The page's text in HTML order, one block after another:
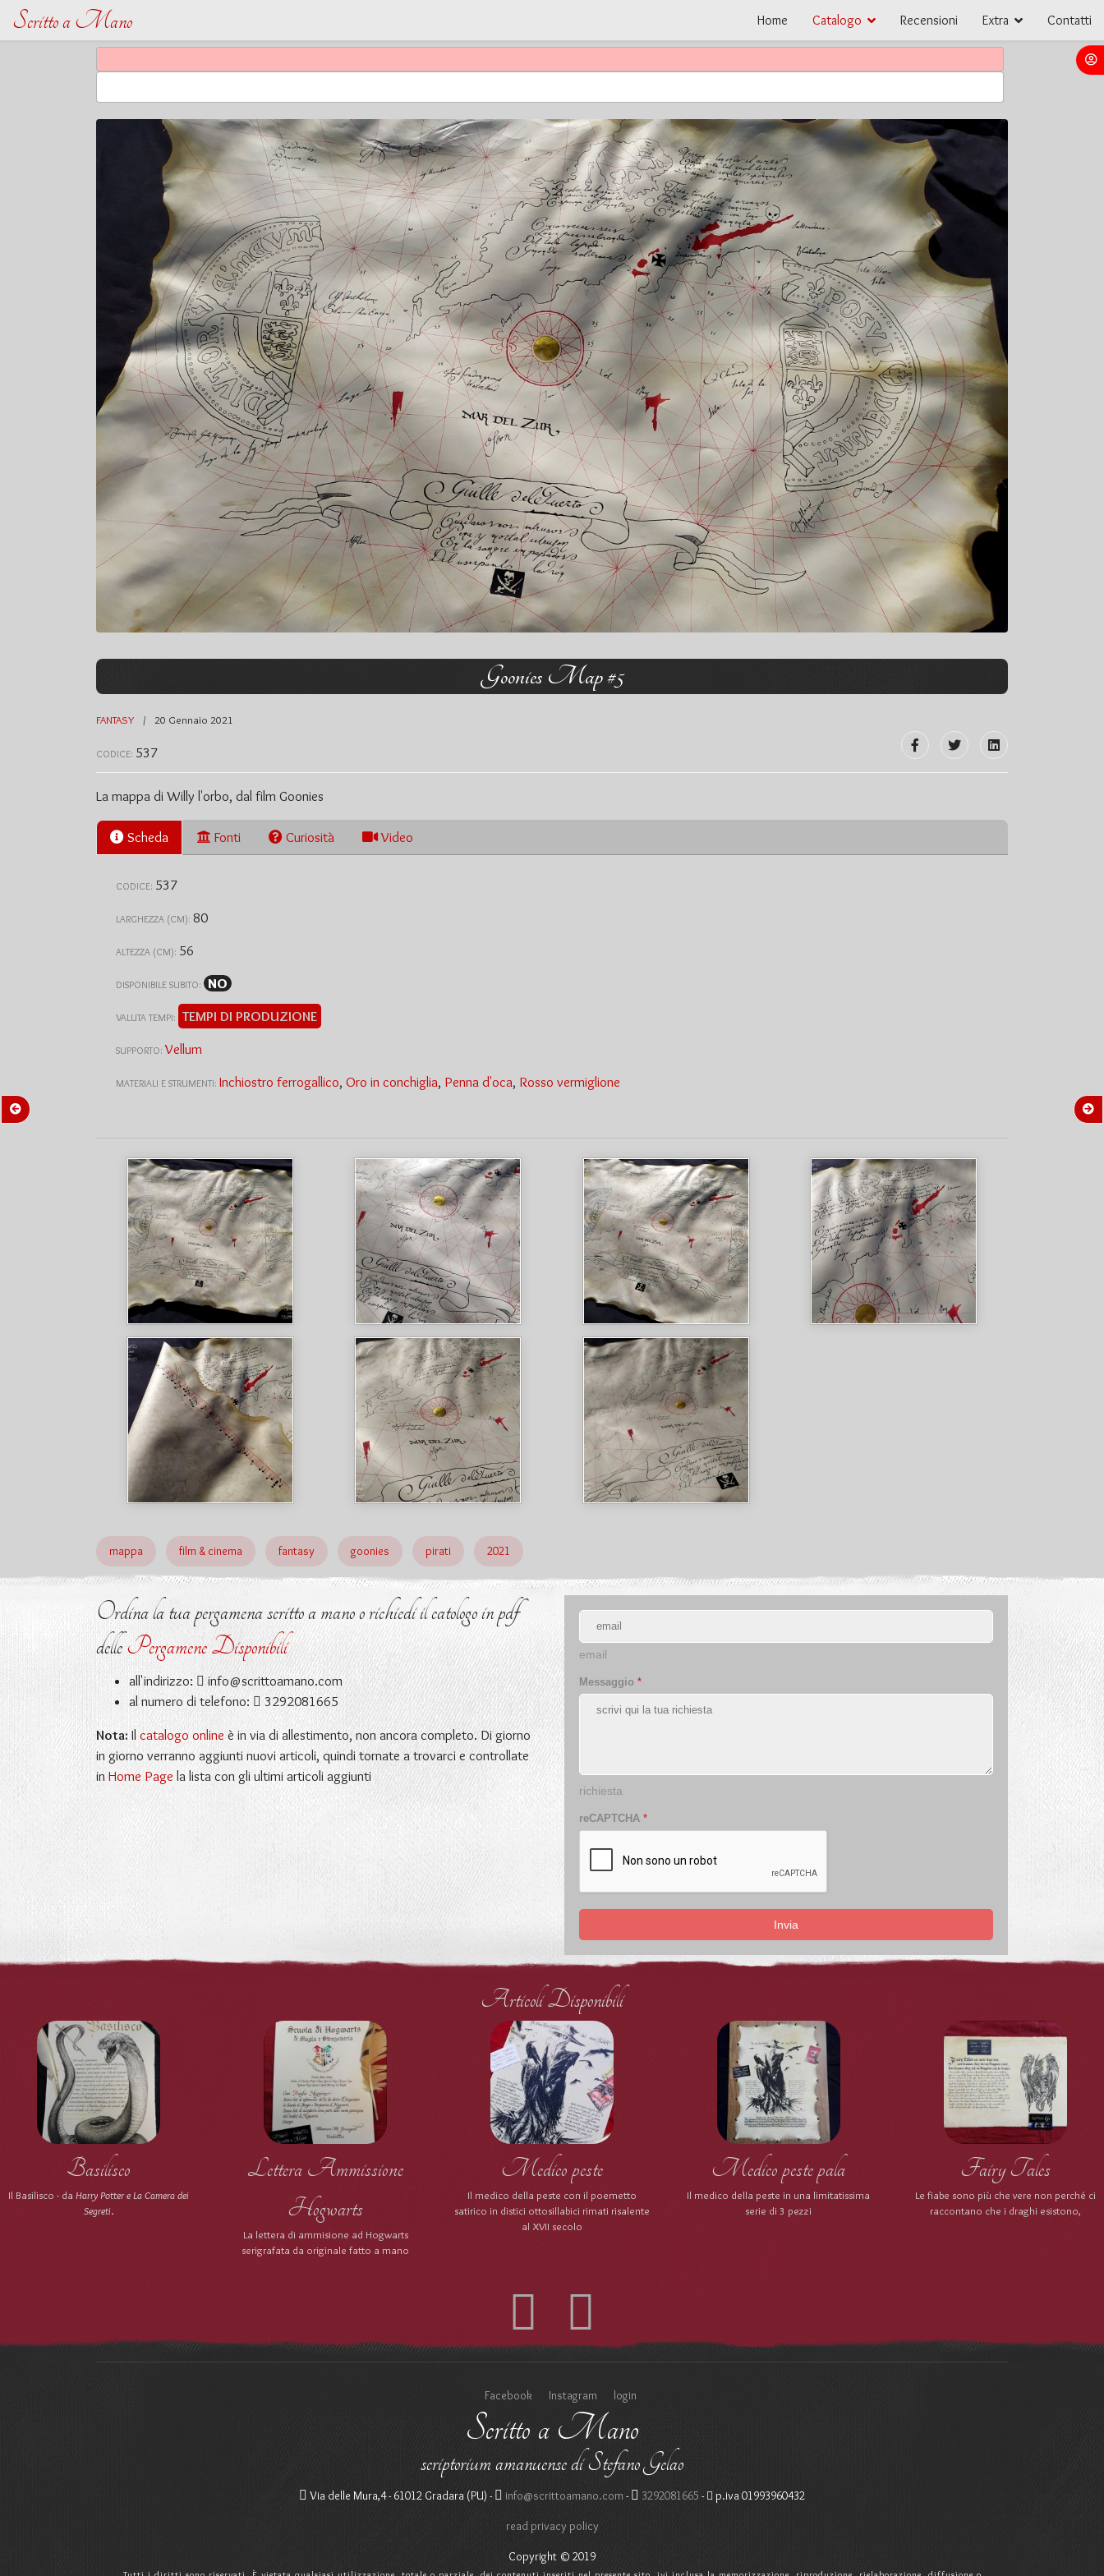
Scritto a Mano Home Catalogo Recensioni Extra Contatti
Goonies Map #5
FANTASY 20 Gennaio 2021
CODICE: 537
La mappa di Willy l'orbo, dal film Goonies
Scheda Fonti Curiosità Video
CODICE: 537
LARGHEZZA (CM): 80
ALTEZZA (CM): 56
DISPONIBILE SUBITO: NO
VALUTA TEMPI: TEMPI DI PRODUZIONE
SUPPORTO:Vellum
MATERIALI E STRUMENTI: Inchiostro ferrogallico, Oro in conchiglia, Penna d'oca, Rosso vermiglione
mappa film & cinema fantasy goonies pirati 2021
Ordina la tua pergamena scritto a mano o richiedi il catologo in pdf
dellePergamene Disponibili
all'indirizzo:
info@scrittoamano.com
al numero di telefono:
3292081665
Nota: Il catalogo online è in via di allestimento, non ancora completo. Di giorno
in giorno verranno aggiunti nuovi articoli, quindi tornate a trovarci e controllate
in Home Page la lista con gli ultimi articoli aggiunti
email
Messaggio *
richiesta
reCAPTCHA *
Invia
Articoli Disponibili
Basilisco
Il Basilisco - da Harry Potter e La Camera dei
Segreti.
Lettera Ammissione
Hogwarts
La lettera di ammisione ad Hogwarts
serigrafata da originale fatto a mano
Medico peste
Il medico della peste con il poemetto
satirico in distici ottosillabici rimati risalente
al XVII secolo
Medico peste pala
Il medico della peste in una limitatissima
serie di 3 pezzi
Fairy Tales
Le fiabe sono più che vere non perché ci
raccontano che i draghi esistono,
Facebook Instagram login
Scritto a Mano
scriptorium amanuense di Stefano Gelao
Via delle Mura,4 - 61012 Gradara (PU) - info@scrittoamano.com - 3292081665 - p.iva 01993960432
read privacy policy
Copyright © 2019